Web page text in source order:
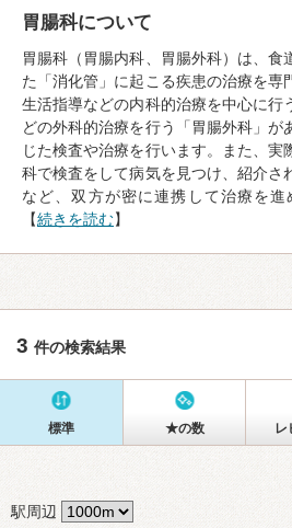
胃腸科について
胃腸科（胃腸内科、胃腸外科）は、食
た「消化管」に起こる疾患の治療を専
生活指導などの内科的治療を中心に行
どの外科的治療を行う「胃腸外科」が
じた検査や治療を行います。また、実
科で検査をして病気を見つけ、紹介さ
など、双方が密に連携して治療を
【続きを読む】
3 件の検索結果
標準 ★の数 レ
駅周辺